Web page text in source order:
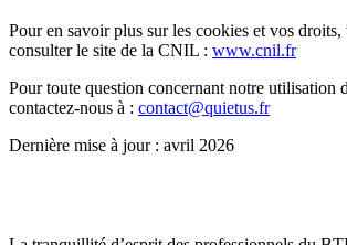
Pour en savoir plus sur les cookies et vos
consulter le site de la CNIL : www.cnil.fr
Pour toute question concernant notre utilisation
contactez-nous à : contact@quietus.fr
Dernière mise à jour : avril 2026